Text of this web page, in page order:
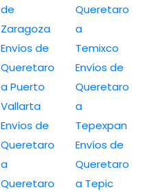
de
Zaragoza
Envíos de
Queretaro
a Puerto
Vallarta
Envíos de
Queretaro
a
Queretaro
Queretaro
a
Temixco
Envíos de
Queretaro
a
Tepexpan
Envíos de
Queretaro
a Tepic